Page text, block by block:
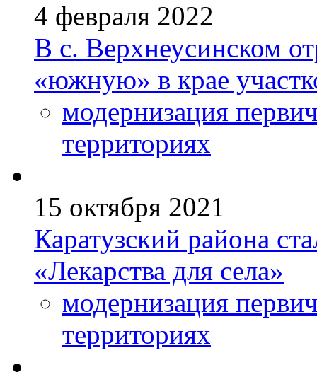
4 февраля 2022
В с. Верхнеусинском
«южную» в крае
модернизация
территориях
15 октября 2021
Каратузский района
«Лекарства для села»
модернизация
территориях